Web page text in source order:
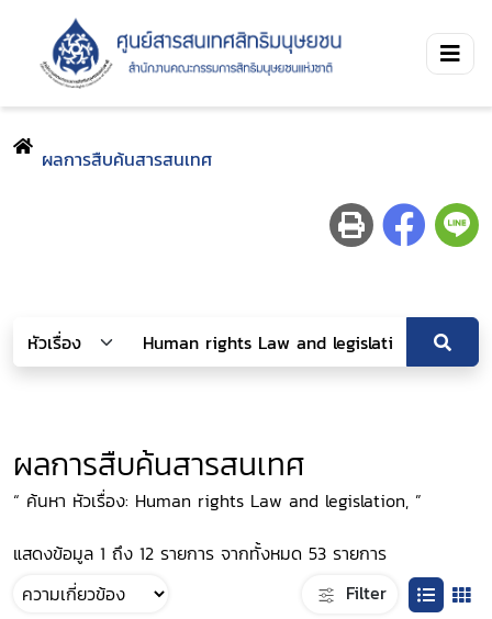
ผลการสืบค้นสารสนเทศ
ผลการสืบค้นสารสนเทศ
“ ค้นหา หัวเรื่อง: Human rights Law and legislation, ”
แสดงข้อมูล 1 ถึง 12 รายการ จากทั้งหมด 53 รายการ
Filter